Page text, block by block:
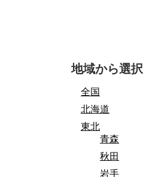
地域から選択
全国
北海道
東北
青森
秋田
岩手